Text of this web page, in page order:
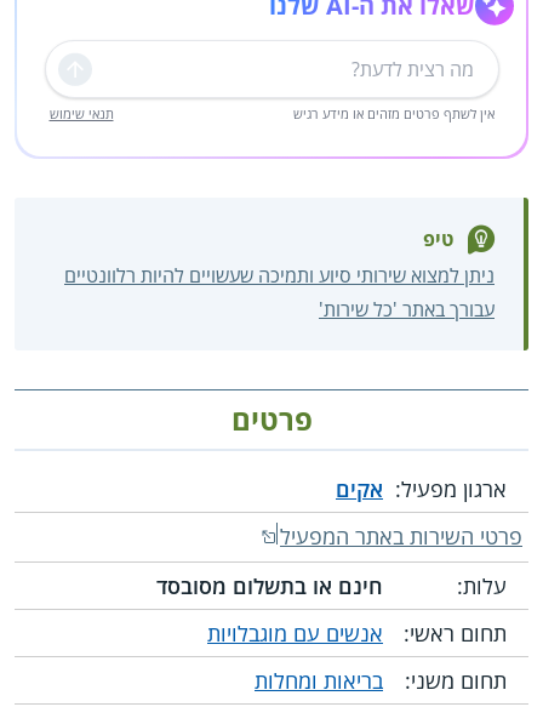
שליחה
אין לשתף פרטים מזהים או מידע רגיש תנאי שימוש
טיפ
ניתן למצוא שירותי סיוע ותמיכה שעשויים להיות רלוונטיים
עבורך באתר 'כל שירות'
פרטים
ארגון מפעיל: אקים
פרטי השירות באתר המפעיל
עלות:
חינם או בתשלום מסובסד
תחום ראשי:
אנשים עם מוגבלויות
תחום משני:
בריאות ומחלות